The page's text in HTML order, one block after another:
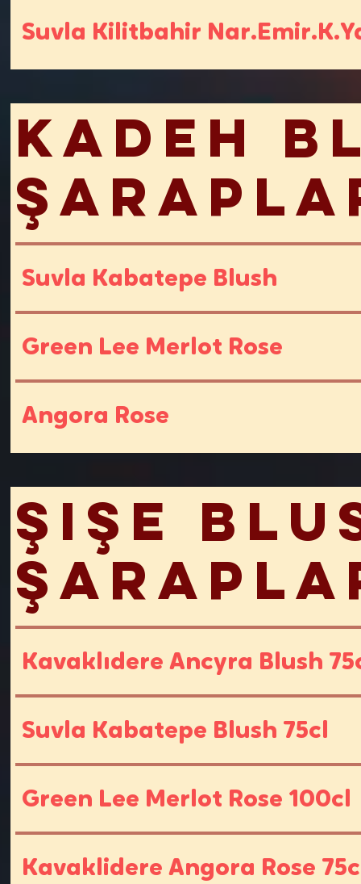
Suvla Kilitbahir
Kadeh
Suvla Kabatepe Blush
Green Lee Merlot Rose
Angora Rose
Şişe
Kavaklıdere Ancyra Blush
Suvla Kabatepe Blush 75cl
Green Lee Merlot Rose 100cl
Kavaklidere Angora Rose